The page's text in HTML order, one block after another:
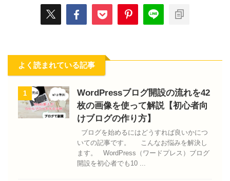
よく読まれている記事
1
WordPressブログ開設の流れを42
枚の画像を使って解説【初心者向
けブログの作り方】
ブログを始めるにはどうすれば良いかにつ
いての記事です。 こんなお悩みを解決し
ます。 WordPress（ワードプレス）ブログ
開設を初心者でも10 ...